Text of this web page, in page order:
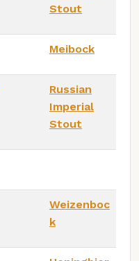
Stout
Meibock
Russian
Imperial
Stout
Weizenboc
k